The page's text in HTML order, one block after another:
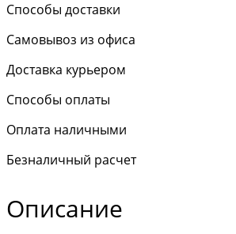
Способы доставки
Самовывоз из офиса
Доставка курьером
Способы оплаты
Оплата наличными
Безналичный расчет
Описание